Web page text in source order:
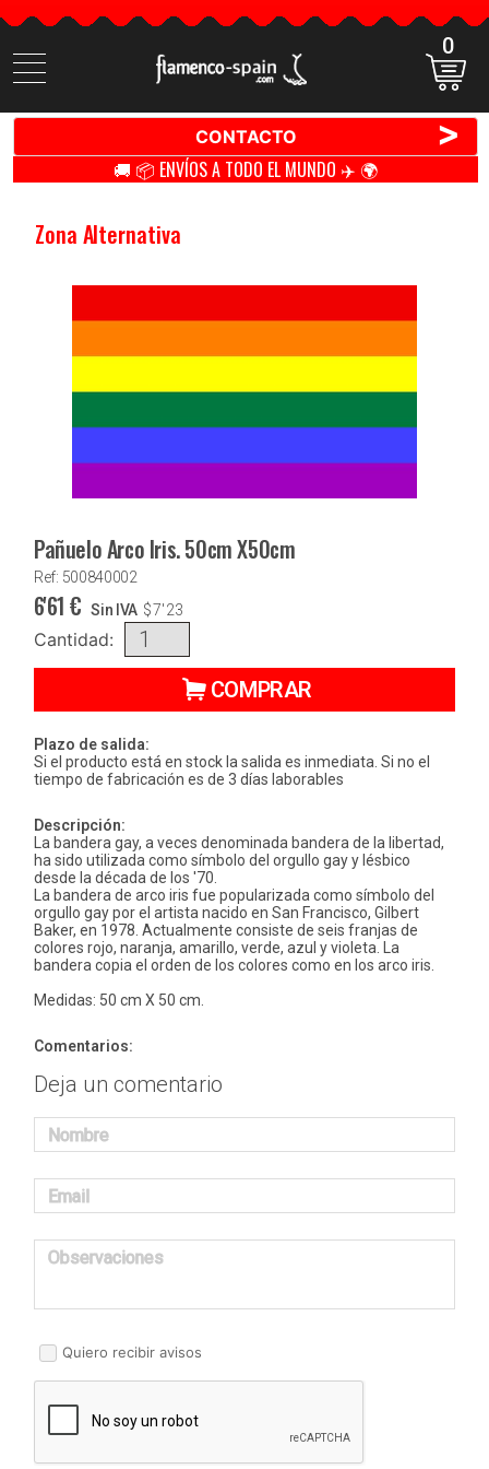
Buscar
productos
0
CONTACTO >
🚚 📦 ENVÍOS A TODO EL MUNDO ✈️ 🌍
Zona Alternativa
Pañuelo Arco Iris. 50cm X50cm
Ref: 500840002
6'61 € Sin IVA $7'23
Cantidad:
COMPRAR
Plazo de salida:
Si el producto está en stock la salida es inmediata. Si no el
tiempo de fabricación es de 3 días laborables
Descripción:
La bandera gay, a veces denominada bandera de la libertad,
ha sido utilizada como símbolo del orgullo gay y lésbico
desde la década de los '70.
La bandera de arco iris fue popularizada como símbolo del
orgullo gay por el artista nacido en San Francisco, Gilbert
Baker, en 1978. Actualmente consiste de seis franjas de
colores rojo, naranja, amarillo, verde, azul y violeta. La
bandera copia el orden de los colores como en los arco iris.
Medidas: 50 cm X 50 cm.
Comentarios:
Deja un comentario
Nombre
Email
Observaciones
Quiero recibir avisos